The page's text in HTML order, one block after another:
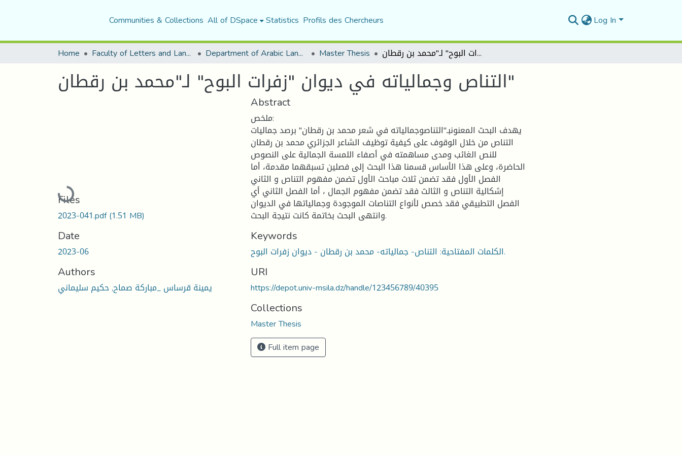
Communities & Collections All of DSpace Statistics Profils des Chercheurs Log In
Home Faculty of Letters and Languages Department of Arabic Language and Literature Master Thesis التناص وجمالياته في ديوان "زفرات البوح" لـ"محمد بن رقطان"
التناص وجمالياته في ديوان "زفرات البوح" لـ"محمد بن رقطان"
Loading...
Files
2023-041.pdf(1.51 MB)
Date
2023-06
Authors
يمينة قرساس _مباركة صماح, حكيم سليماني
Abstract
ملخص:
يهدف البحث المعنونبـ"التناصوجمالياته في شعر محمد بن رقطان" برصد جماليات
التناص من خلال الوقوف على كيفية توظيف الشاعر الجزائري محمد بن رقطان
للنص الغائب ومدى مساهمته في أصفاء اللمسة الجمالية على النصوص
الحاضرة، وعلى هذا الأساس قسمنا هذا البحث إلى فصلين تسبقهما مقدمة، أما
الفصل الأول فقد تضمن ثلاث مباحث الأول تضمن مفهوم التناص و الثاني
إشكالية التناص و الثالث فقد تضمن مفهوم الجمال ، أما الفصل الثاني أي
الفصل التطبيقي فقد خصص لأنواع التناصات الموجودة وجمالياتها في الديوان
وانتهى البحث بخاتمة كانت نتيجة البحث.
Keywords
الكلمات المفتاحية: التناص- جمالياته- محمد بن رقطان - ديوان زفرات البوح.
URI
https://depot.univ-msila.dz/handle/123456789/40395
Collections
Master Thesis
Full item page